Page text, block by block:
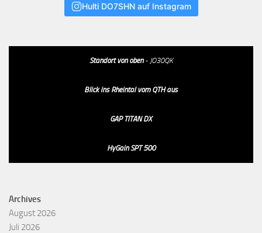
Hulti DO7SHN auf Instagram
Standort von oben- JO30QK
Blick ins Rheintal vom QTH aus
GAP TITAN DX
HyGain SPT 500
Archives
August 2026
Juli 2026